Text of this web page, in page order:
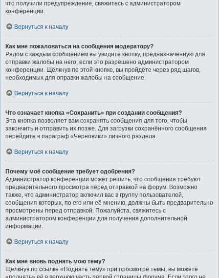
что получили предупреждение, свяжитесь с администратором
конференции.
Вернуться к началу
Как мне пожаловаться на сообщения модератору?
Рядом с каждым сообщением вы увидите кнопку, предназначенную для
отправки жалобы на него, если это разрешено администратором
конференции. Щёлкнув по этой кнопке, вы пройдёте через ряд шагов,
необходимых для оправки жалобы на сообщение.
Вернуться к началу
Что означает кнопка «Сохранить» при создании сообщения?
Эта кнопка позволяет вам сохранять сообщения для того, чтобы
закончить и отправить их позже. Для загрузки сохранённого сообщения
перейдите в параграф «Черновики» личного раздела.
Вернуться к началу
Почему моё сообщение требует одобрения?
Администратор конференции может решить, что сообщения требуют
предварительного просмотра перед отправкой на форум. Возможно
также, что администратор включил вас в группу пользователей,
сообщения которых, по его или её мнению, должны быть предварительно
просмотрены перед отправкой. Пожалуйста, свяжитесь с
администратором конференции для получения дополнительной
информации.
Вернуться к началу
Как мне вновь поднять мою тему?
Щёлкнув по ссылке «Поднять тему» при просмотре темы, вы можете